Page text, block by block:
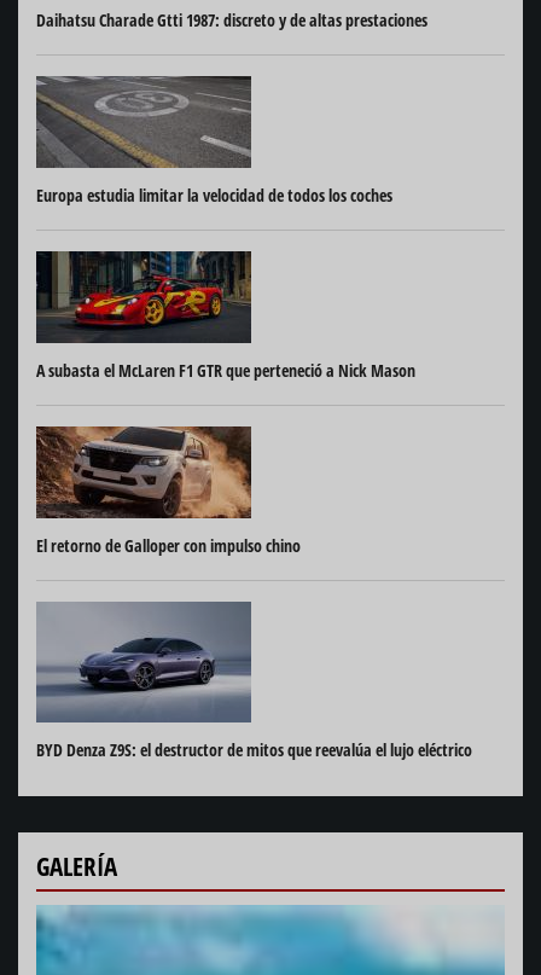
Daihatsu Charade Gtti 1987: discreto y de altas prestaciones
Europa estudia limitar la velocidad de todos los coches
A subasta el McLaren F1 GTR que perteneció a Nick Mason
El retorno de Galloper con impulso chino
BYD Denza Z9S: el destructor de mitos que reevalúa el lujo eléctrico
GALERÍA